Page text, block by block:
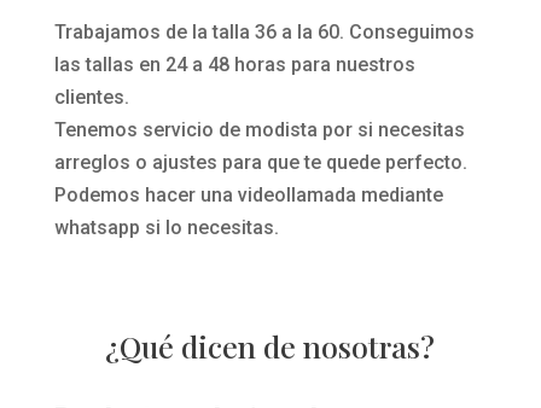
Trabajamos de la talla 36 a la 60. Conseguimos
las tallas en 24 a 48 horas para nuestros
clientes.
Tenemos servicio de modista por si necesitas
arreglos o ajustes para que te quede perfecto.
Podemos hacer una videollamada mediante
whatsapp si lo necesitas.
¿Qué dicen de nosotras?